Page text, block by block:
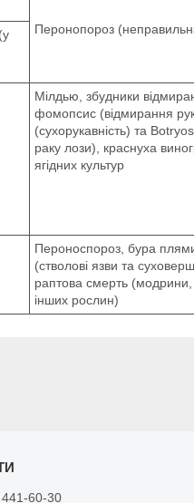
Перонопороз
Мілдью, збудники
фомопсис (відмирання
(сухорукавність) та
раку лози), краснуха
ягідних культур
Пероноспороз, бура
(стволові язви та
раптова смерть (модрини,
інших рослин)
60-30